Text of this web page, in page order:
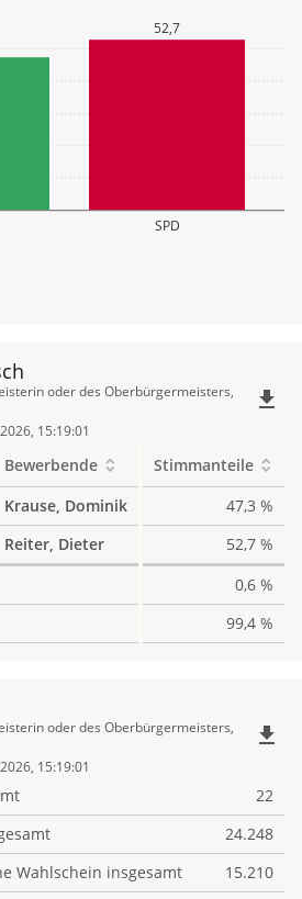
SPD
52,7
oder des Oberbürgermeisters,
15:19:01
file_download
Bewerbende
Stimmanteile
Krause, Dominik
47,3 %
Reiter, Dieter
52,7 %
0,6 %
99,4 %
oder des Oberbürgermeisters,
15:19:01
file_download
22
24.248
Wahlschein insgesamt
15.210